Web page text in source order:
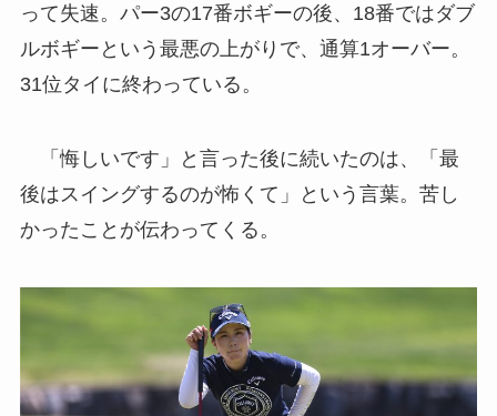
って失速。パー3の17番ボギーの後、18番ではダブ
ルボギーという最悪の上がりで、通算1オーバー。
31位タイに終わっている。
「悔しいです」と言った後に続いたのは、「最
後はスイングするのが怖くて」という言葉。苦し
かったことが伝わってくる。